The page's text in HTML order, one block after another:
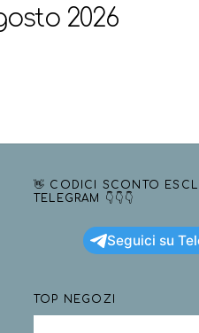
2026
👋 CODICI SCONTO
TELEGRAM 👇👇👇
Seguici su
TOP NEGOZI